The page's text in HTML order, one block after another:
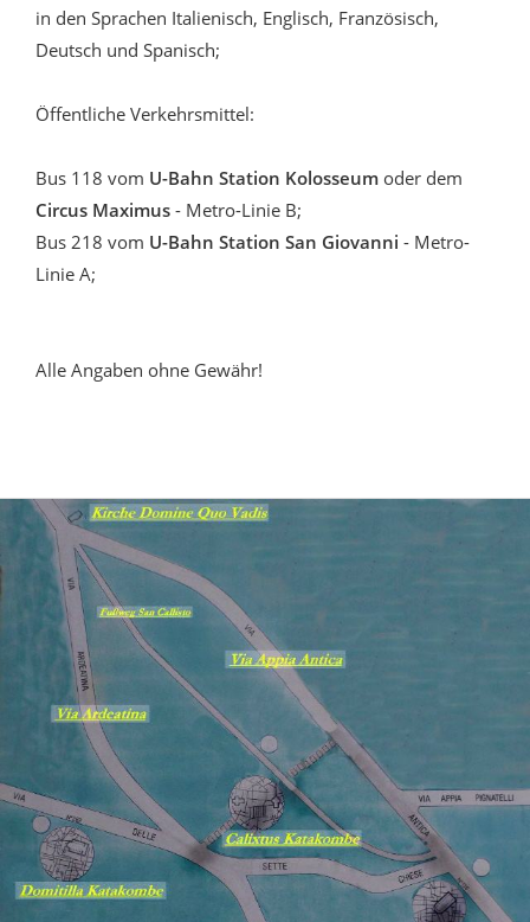
in den Sprachen Italienisch, Englisch, Französisch,
Deutsch und Spanisch;
Öffentliche Verkehrsmittel:
Bus 118 vom U-Bahn Station Kolosseum oder dem
Circus Maximus - Metro-Linie B;
Bus 218 vom U-Bahn Station San Giovanni - Metro-
Linie A;
Alle Angaben ohne Gewähr!